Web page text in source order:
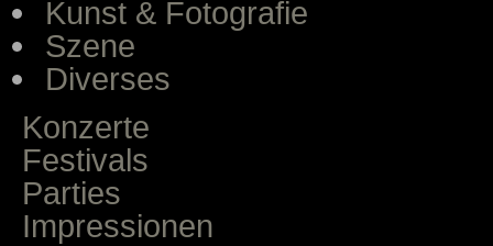
Kunst & Fotografie
Szene
Diverses
Konzerte
Festivals
Parties
Impressionen